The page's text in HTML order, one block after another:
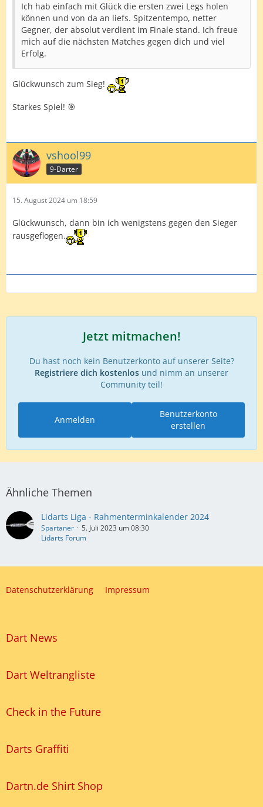
Ich hab einfach mit Glück die ersten zwei Legs holen
können und von da an liefs. Spitzentempo, netter
Gegner, der absolut verdient im Finale stand. Ich freue
mich auf die nächsten Matches gegen dich und viel
Erfolg.
Glückwunsch zum Sieg!
Starkes Spiel! 🎯
vshool99
9-Darter
15. August 2024 um 18:59
Glückwunsch, dann bin ich wenigstens gegen den Sieger
rausgeflogen.
Jetzt mitmachen!
Du hast noch kein Benutzerkonto auf unserer Seite?
Registriere dich kostenlos und nimm an unserer
Community teil!
Benutzerkonto
erstellen
Anmelden
Ähnliche Themen
Lidarts Liga - Rahmenterminkalender 2024
Spartaner
5. Juli 2023 um 08:30
Lidarts Forum
Datenschutzerklärung Impressum
Dart News
Dart Weltrangliste
Check in the Future
Darts Graffiti
Dartn.de Shirt Shop